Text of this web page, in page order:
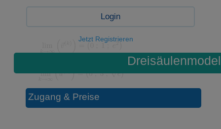
Login
Jetzt Registrieren
Zugang & Preise